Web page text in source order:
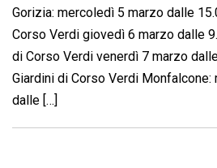
Gorizia: mercoledì 5 marzo dalle
Corso Verdi giovedì 6 marzo dalle
di Corso Verdi venerdì 7 marzo
Giardini di Corso Verdi
dalle […]